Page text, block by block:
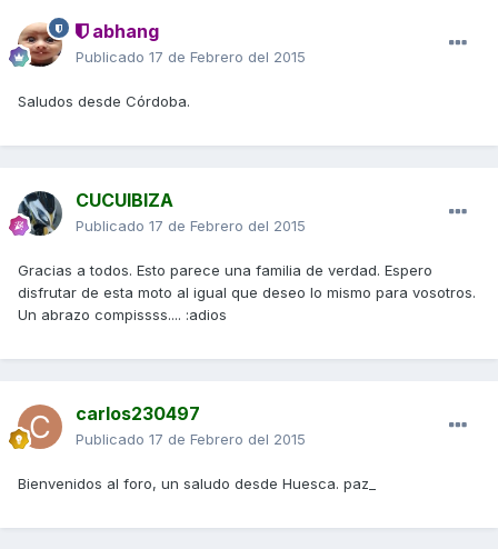
abhang
Publicado 17 de Febrero del 2015
Saludos desde Córdoba.
CUCUIBIZA
Publicado 17 de Febrero del 2015
Gracias a todos. Esto parece una familia de verdad. Espero
disfrutar de esta moto al igual que deseo lo mismo para vosotros.
Un abrazo compissss.... :adios
carlos230497
Publicado 17 de Febrero del 2015
Bienvenidos al foro, un saludo desde Huesca. paz_